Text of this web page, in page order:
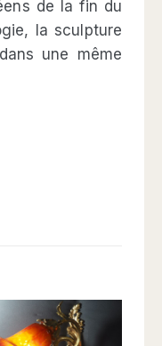
de la fin du
la sculpture
une même